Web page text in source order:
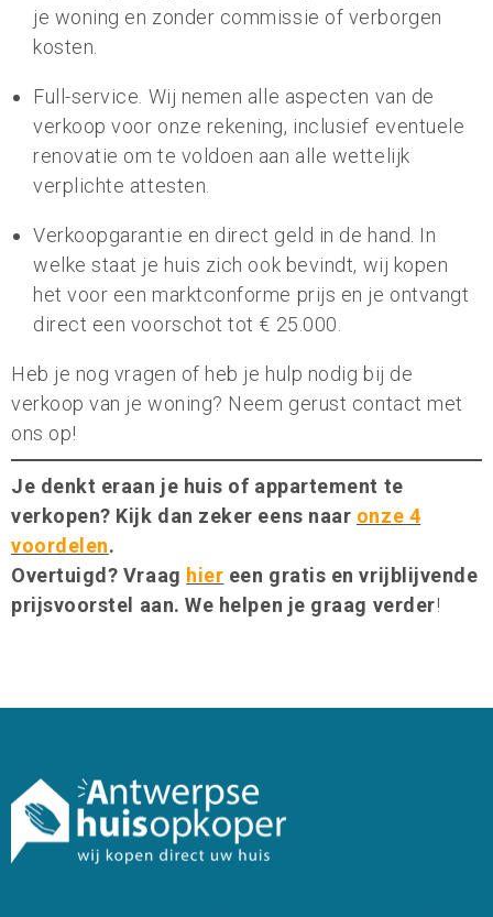
je woning en zonder commissie of verborgen
kosten.
Full-service. Wij nemen alle aspecten van de
verkoop voor onze rekening, inclusief eventuele
renovatie om te voldoen aan alle wettelijk
verplichte attesten.
Verkoopgarantie en direct geld in de hand. In
welke staat je huis zich ook bevindt, wij kopen
het voor een marktconforme prijs en je ontvangt
direct een voorschot tot € 25.000.
Heb je nog vragen of heb je hulp nodig bij de
verkoop van je woning? Neem gerust contact met
ons op!
Je denkt eraan je huis of appartement te
verkopen? Kijk dan zeker eens naar onze 4
voordelen.
Overtuigd? Vraag hier een gratis en vrijblijvende
prijsvoorstel aan. We helpen je graag verder!